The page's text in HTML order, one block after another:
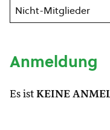
Nicht-Mitglieder
Anmeldung
Es ist KEINE